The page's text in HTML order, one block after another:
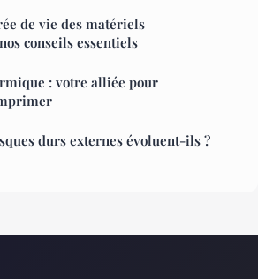
de vie des matériels
conseils essentiels
: votre alliée pour
durs externes évoluent-ils ?